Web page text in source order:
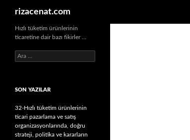
rizacenat.com
Hızlı tüketim ürünlerinin
ticaretine dair bazı fikirler …
A
r
a
SON YAZILAR
32-Hızlı tüketim ürünlerinin
ticari pazarlama ve satış
organizasyonlarında, doğru
strateji, politika ve kararların